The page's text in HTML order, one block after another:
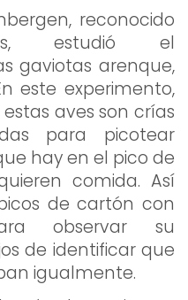
reconocido
estudió el
gaviotas arenque,
este experimento,
aves son crías
para picotear
hay en el pico de
comida. Así
de cartón con
observar su
de identificar que
igualmente.